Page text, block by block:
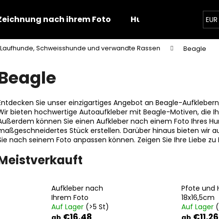
nach ihrem Foto Hunde EUR
Laufhunde, Schweisshunde und verwandte Rassen Beagle
Sie unser einzigartiges Angebot an Beagle-
bieten hochwertige Autoaufkleber mit Beagle-Motiven, die
können Sie einen Aufkleber nach einem Foto Ihres
Stück erstellen. Darüber hinaus bieten wir
nach seinem Foto anpassen können. Zeigen Sie Ihre Liebe
Aufkleber nach
Ihrem Foto
Auf Lager (>5 St)
Pfote und
18x16,5cm
Auf Lager
Was suchen Sie?
Wir empfehlen
PFOTE UND HAND 18X16,5CM
PFOTEN SET